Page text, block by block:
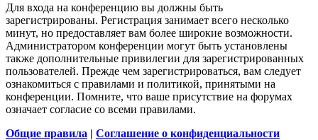
Для входа на конференцию вы должны быть
зарегистрированы. Регистрация занимает всего несколько
минут, но предоставляет вам более широкие возможности.
Администратором конференции могут быть установлены
также дополнительные привилегии для зарегистрированных
пользователей. Прежде чем зарегистрироваться, вам следует
ознакомиться с правилами и политикой, принятыми на
конференции. Помните, что ваше присутствие на форумах
означает согласие со всеми правилами.
Общие правила | Соглашение о конфиденциальности